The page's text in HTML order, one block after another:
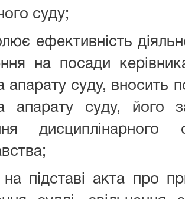
суду;
ефективність
на посади
апарату суду, вносить
апарату суду, його
дисциплінарного
підставі акта про